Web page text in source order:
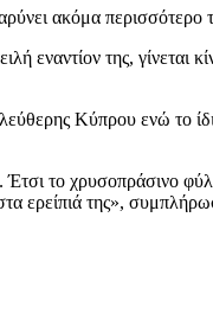
ακόμα περισσότερο
εναντίον της, γίνεται
Κύπρου ενώ το
Έτσι το χρυσοπράσινο
ερείπιά της»,